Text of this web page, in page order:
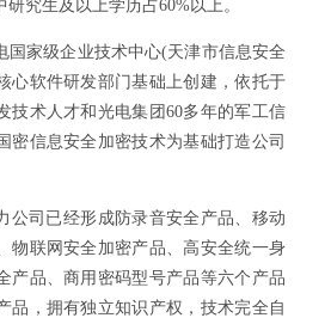
究生及以上学历占60%以上。
国家级企业技术中心(天津市信息安全
心软件研发部门基础上创建，依托于
技术人才和光电集团60多年的军工信
密信息安全加密技术为基础打造公司
公司已经形成防录音安全产品、移动
物联网安全加密产品、高安全统一身
产品、商用密码型号产品等六个产品
品，拥有独立知识产权，技术完全自